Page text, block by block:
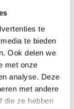
te
te bieden
Ook delen we
met onze
analyse. Deze
met andere
die ze hebben